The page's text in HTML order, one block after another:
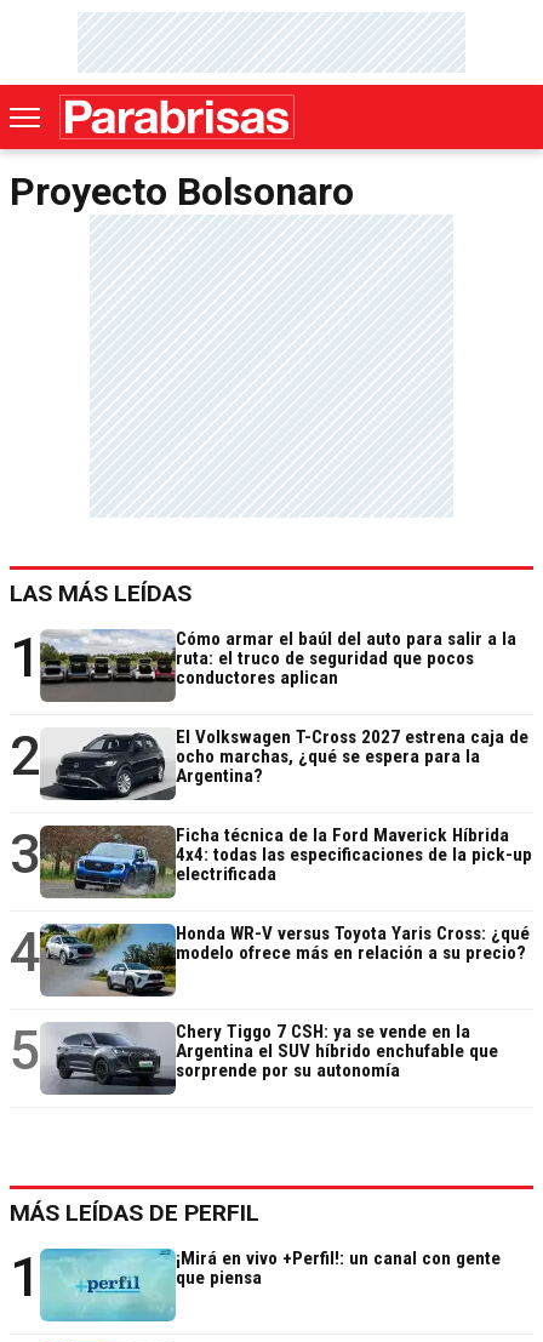
Proyecto Bolsonaro
LAS MÁS LEÍDAS
1
Cómo armar el baúl del auto para salir a la
ruta: el truco de seguridad que pocos
conductores aplican
2
El Volkswagen T-Cross 2027 estrena caja de
ocho marchas, ¿qué se espera para la
Argentina?
3
Ficha técnica de la Ford Maverick Híbrida
4x4: todas las especificaciones de la pick-up
electrificada
4
Honda WR-V versus Toyota Yaris Cross: ¿qué
modelo ofrece más en relación a su precio?
5
Chery Tiggo 7 CSH: ya se vende en la
Argentina el SUV híbrido enchufable que
sorprende por su autonomía
MÁS LEÍDAS DE PERFIL
1
¡Mirá en vivo +Perfil!: un canal con gente
que piensa